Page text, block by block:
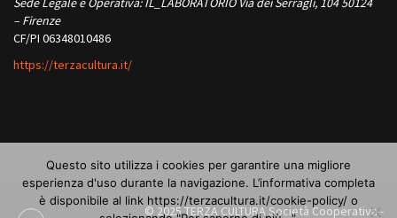
– Firenze
CF/PI 06348010486
https://terzacultura.it/
© 2025 TERZA CULTURA Società Cooperativa -
Questo sito utilizza i cookies per garantire una migliore
esperienza d'uso durante la navigazione. L’informativa completa
è disponibile al link https://terzacultura.it/cookie-policy/ o